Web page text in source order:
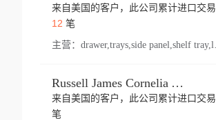
来自美国的客户，此公司累计进口交易
12 笔
主营：
Russell James Cornelia Arlington Va
来自美国的客户，此公司累计进口交易
笔